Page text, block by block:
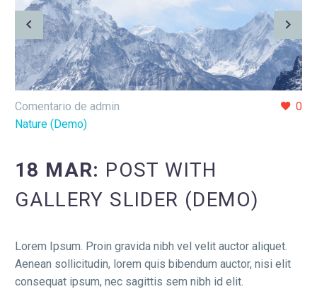
0
Comentario de admin
Nature (Demo)
18 MAR: POST WITH
GALLERY SLIDER (DEMO)
Lorem Ipsum. Proin gravida nibh vel velit auctor aliquet.
Aenean sollicitudin, lorem quis bibendum auctor, nisi elit
consequat ipsum, nec sagittis sem nibh id elit.